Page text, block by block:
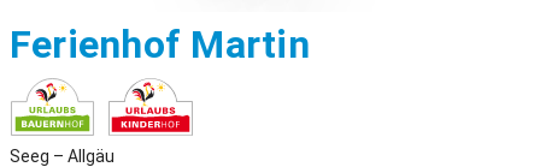
Ferienhof MartinSeeg
Seeg – Allgäu